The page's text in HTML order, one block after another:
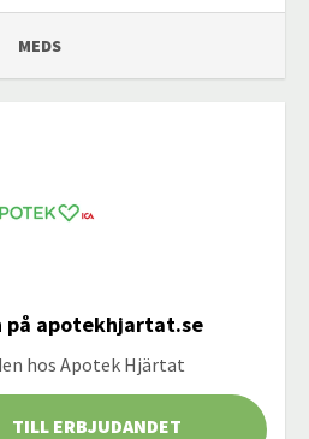
MEDS
på apotekhjartat.se
hos Apotek Hjärtat
TILL ERBJUDANDET